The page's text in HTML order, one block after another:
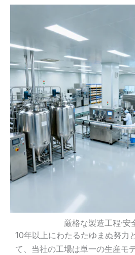
厳格な製造工程·安
10年以上にわたるたゆまぬ努力
て、当社の工場は単一の生産モ